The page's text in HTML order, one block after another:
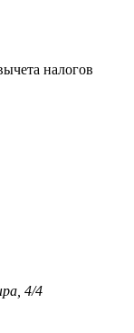
налогов
4/4